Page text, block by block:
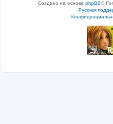
Создано на основе phpBB®
Русская